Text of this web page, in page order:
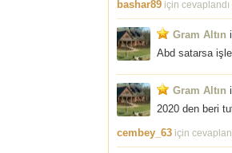
bashar89 için cevaplandı
Gram Altın
Abd satarsa
Gram Altın
2020 den beri
cembey_63 için